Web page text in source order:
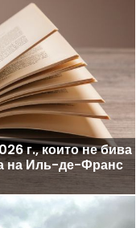
г., които не бива
на Иль-де-Франс